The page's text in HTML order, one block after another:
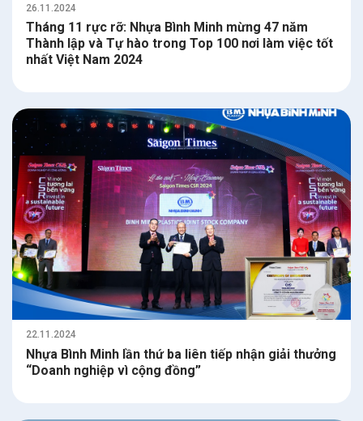
26.11.2024
Tháng 11 rực rỡ: Nhựa Bình Minh mừng 47 năm
Thành lập và Tự hào trong Top 100 nơi làm việc tốt
nhất Việt Nam 2024
22.11.2024
Nhựa Bình Minh lần thứ ba liên tiếp nhận giải thưởng
“Doanh nghiệp vì cộng đồng”